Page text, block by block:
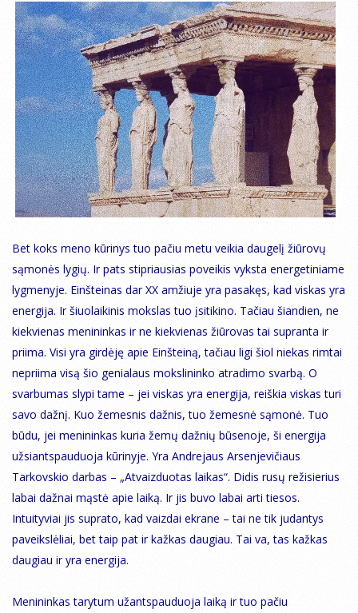
Bet koks meno kūrinys tuo pačiu metu veikia daugelį žiūrovų
sąmonės lygių. Ir pats stipriausias poveikis vyksta energetiniame
lygmenyje. Einšteinas dar XX amžiuje yra pasakęs, kad viskas yra
energija. Ir šiuolaikinis mokslas tuo įsitikino. Tačiau šiandien, ne
kiekvienas menininkas ir ne kiekvienas žiūrovas tai supranta ir
priima. Visi yra girdėję apie Einšteiną, tačiau ligi šiol niekas rimtai
nepriima visą šio genialaus mokslininko atradimo svarbą. O
svarbumas slypi tame – jei viskas yra energija, reiškia viskas turi
savo dažnį. Kuo žemesnis dažnis, tuo žemesnė sąmonė. Tuo
būdu, jei menininkas kuria žemų dažnių būsenoje, ši energija
užsiantspauduoja kūrinyje. Yra Andrejaus Arsenjevičiaus
Tarkovskio darbas – „Atvaizduotas laikas“. Didis rusų režisierius
labai dažnai mąstė apie laiką. Ir jis buvo labai arti tiesos.
Intuityviai jis suprato, kad vaizdai ekrane – tai ne tik judantys
paveikslėliai, bet taip pat ir kažkas daugiau. Tai va, tas kažkas
daugiau ir yra energija.
Menininkas tarytum užantspauduoja laiką ir tuo pačiu